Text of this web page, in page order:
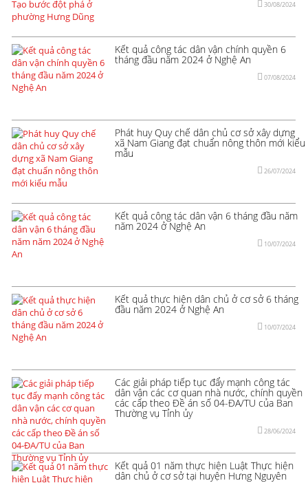
30/08/2024
Kết quả công tác dân vận chính quyền 6
tháng đầu năm 2024 ở Nghệ An
07/08/2024
Phát huy Quy chế dân chủ cơ sở xây dựng
xã Nam Giang đạt chuẩn nông thôn mới kiểu
mẫu
26/07/2024
Kết quả công tác dân vận 6 tháng đầu năm
năm 2024 ở Nghệ An
10/07/2024
Kết quả thực hiện dân chủ ở cơ sở 6 tháng
đầu năm 2024 ở Nghệ An
10/07/2024
Các giải pháp tiếp tục đẩy mạnh công tác
dân vận các cơ quan nhà nước, chính quyền
các cấp theo Đề án số 04-ĐA/TU của Ban
Thường vụ Tỉnh ủy
28/06/2024
Kết quả 01 năm thực hiện Luật Thực hiện
dân chủ ở cơ sở tại huyện Hưng Nguyên